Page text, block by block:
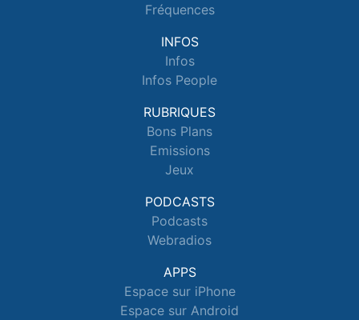
Fréquences
INFOS
Infos
Infos People
RUBRIQUES
Bons Plans
Emissions
Jeux
PODCASTS
Podcasts
Webradios
APPS
Espace sur iPhone
Espace sur Android